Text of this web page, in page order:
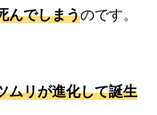
んでしまうのです。
ムリが進化して誕生